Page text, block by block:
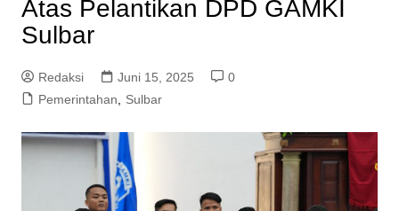
Atas Pelantikan DPD GAMKI
Sulbar
Redaksi Juni 15, 2025
0
Pemerintahan
Sulbar